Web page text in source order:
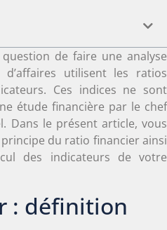
de faire une analyse
utilisent les ratios
Ces indices ne sont
étude financière par le chef
Dans le présent article, vous
du ratio financier ainsi
des indicateurs de votre
: définition